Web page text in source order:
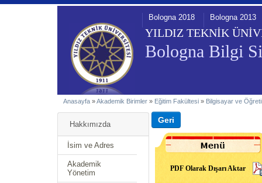
YILDIZ TEKNİK
Bologna Bilgi
Bologna 2018 Bologna 2013
Anasayfa »Akademik Birimler » Eğitim Fakültesi » Bilgisayar ve
Hakkımızda
İsim ve Adres
Akademik
Yönetim
PDF Olarak Dışarı Aktar